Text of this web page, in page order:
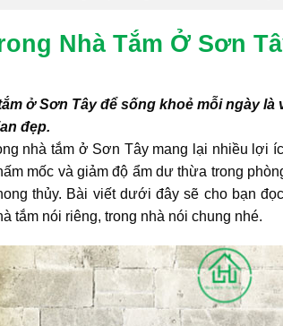
Nhà Tắm Ở Sơn
ở Sơn Tây để sống khoẻ mỗi ngày
đẹp.
nhà tắm ở Sơn Tây mang lại nhiều lợi
mốc và giảm độ ẩm dư thừa trong
thủy. Bài viết dưới đây sẽ cho bạn
tắm nói riêng, trong nhà nói chung nhé.